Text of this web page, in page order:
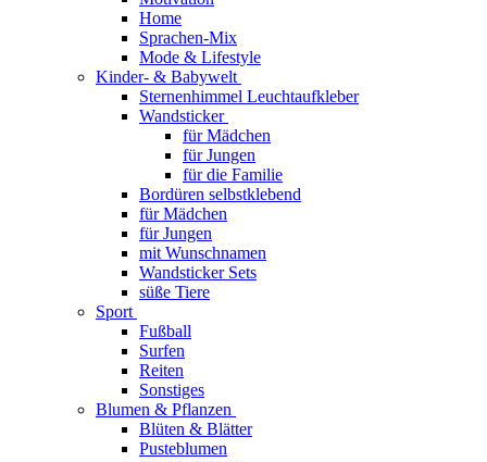
Home
Sprachen-Mix
Mode & Lifestyle
Kinder- & Babywelt
Sternenhimmel Leuchtaufkleber
Wandsticker
für Mädchen
für Jungen
für die Familie
Bordüren selbstklebend
für Mädchen
für Jungen
mit Wunschnamen
Wandsticker Sets
süße Tiere
Sport
Fußball
Surfen
Reiten
Sonstiges
Blumen & Pflanzen
Blüten & Blätter
Pusteblumen